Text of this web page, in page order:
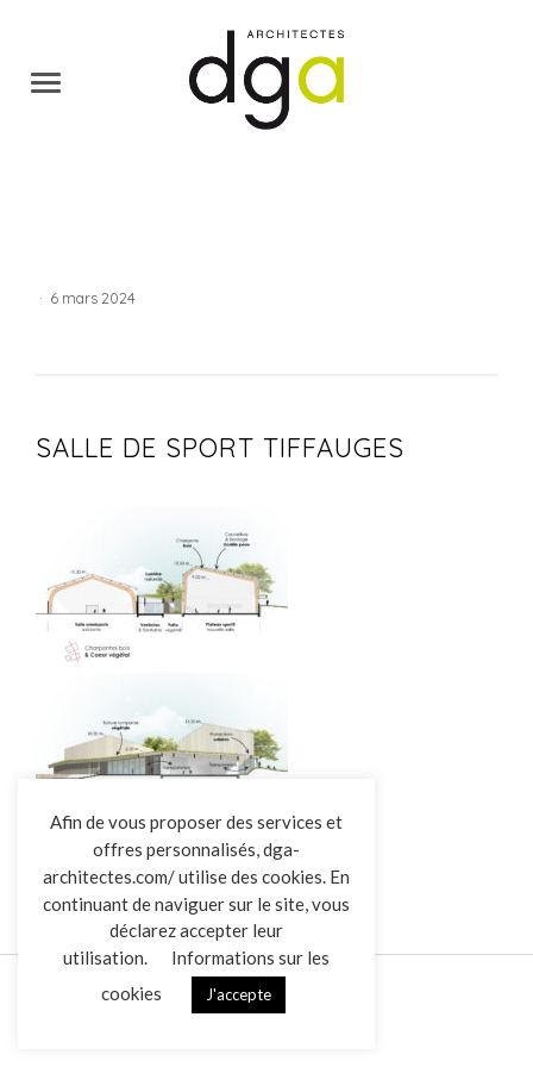
L’AGENCE
RÉALISATIONS
ACTUALITÉS
CONTACT
· 6 mars 2024
SALLE DE SPORT TIFFAUGES
Afin de vous proposer des services et
offres personnalisés, dga-
architectes.com/ utilise des cookies. En
continuant de naviguer sur le site, vous
déclarez accepter leur
utilisation.
Informations sur les
cookies
J'accepte